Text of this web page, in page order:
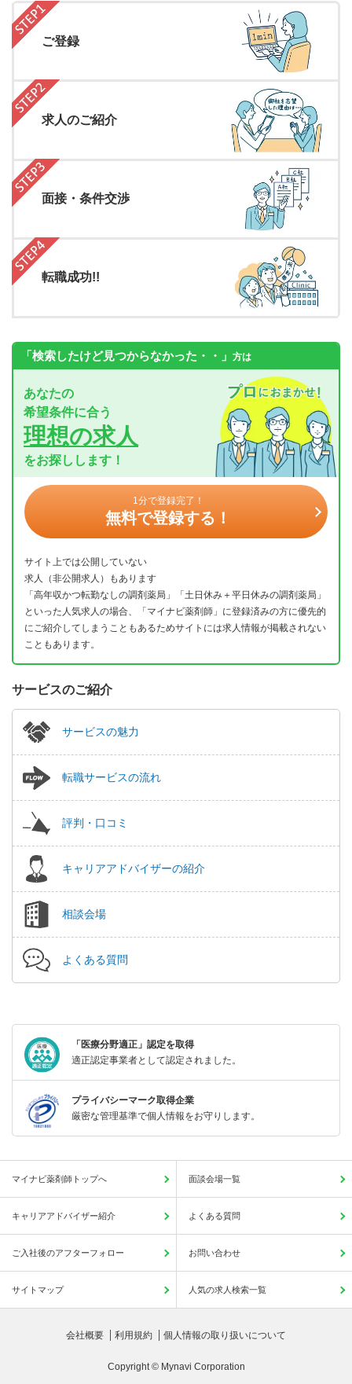
ご登録
求人のご紹介
面接・条件交渉
転職成功!!
「検索したけど見つからなかった・・」 方は
あなたの
希望条件に合う
理想の求人
をお探しします！
1分で登録完了！
無料で登録する！
サイト上では公開していない
求人（非公開求人）もあります
「高年収かつ転勤なしの調剤薬局」「土日休み＋平日休みの調剤薬局」
といった人気求人の場合、「マイナビ薬剤師」に登録済みの方に優先的
にご紹介してしまうこともあるためサイトには求人情報が掲載されない
こともあります。
サービスのご紹介
サービスの魅力
転職サービスの流れ
評判・口コミ
キャリアアドバイザーの紹介
相談会場
よくある質問
「医療分野適正」認定を取得
適正認定事業者として認定されました。
プライバシーマーク取得企業
厳密な管理基準で個人情報をお守りします。
マイナビ薬剤師トップへ 面談会場一覧
キャリアアドバイザー紹介 よくある質問
ご入社後のアフターフォロー お問い合わせ
サイトマップ 人気の求人検索一覧
会社概要 利用規約 個人情報の取り扱いについて
Copyright © Mynavi Corporation